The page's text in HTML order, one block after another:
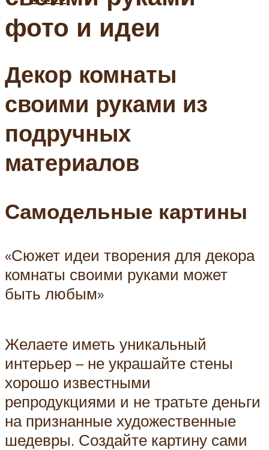
фото и идеи
Декор комнаты
своими руками из
подручных
материалов
Самодельные картины
«Сюжет идеи творения для декора
комнаты своими руками может
быть любым»
Желаете иметь уникальный
интерьер – не украшайте стены
хорошо известными
репродукциями и не тратьте деньги
на признанные художественные
шедевры. Создайте картину сами